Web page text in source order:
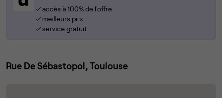
accès à 100% de l'offre
meilleurs prix
service gratuit
Rue De Sébastopol, Toulouse